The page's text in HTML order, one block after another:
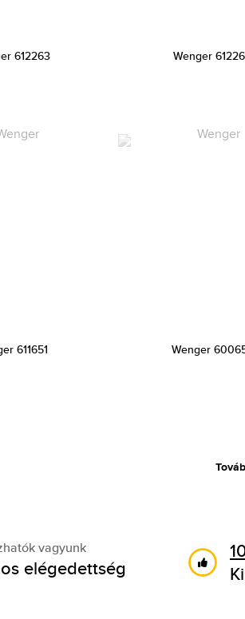
612263 Wenger
611651 Wenger
vagyunk
elégedettség